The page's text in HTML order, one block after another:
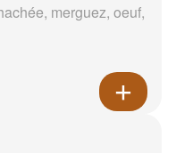
merguez, oeuf,